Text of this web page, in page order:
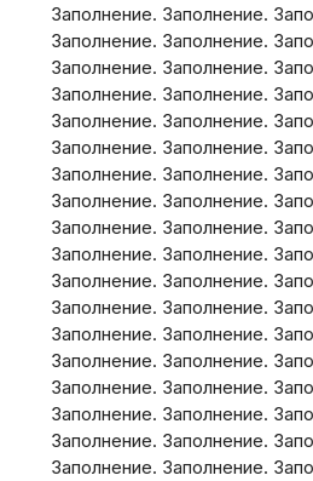
Заполнение. Заполнение.
Заполнение. Заполнение.
Заполнение. Заполнение.
Заполнение. Заполнение.
Заполнение. Заполнение.
Заполнение. Заполнение.
Заполнение. Заполнение.
Заполнение. Заполнение.
Заполнение. Заполнение.
Заполнение. Заполнение.
Заполнение. Заполнение.
Заполнение. Заполнение.
Заполнение. Заполнение.
Заполнение. Заполнение.
Заполнение. Заполнение.
Заполнение. Заполнение.
Заполнение. Заполнение.
Заполнение. Заполнение.